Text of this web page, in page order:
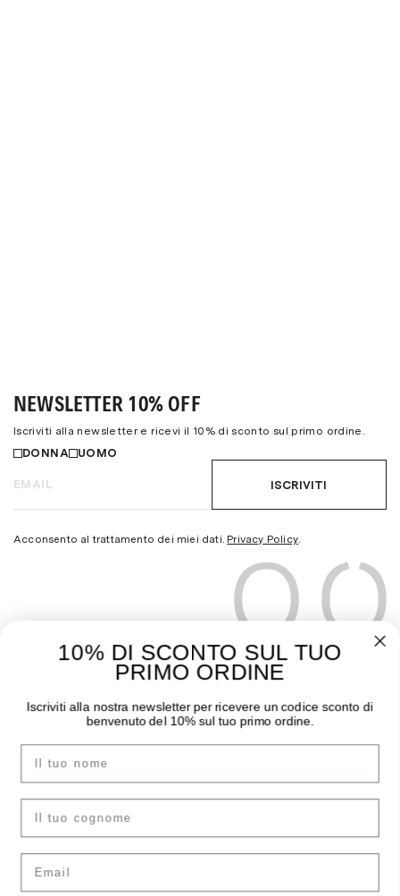
NEWSLETTER 10% OFF
Iscriviti alla newsletter e ricevi il 10% di sconto sul primo ordine.
DONNA
UOMO
ISCRIVITI
Acconsento al trattamento dei miei dati. Privacy Policy.
THE MOODER
I negozi
Contatti
Instagram
Facebook
GUIDA ALL’ACQUISTO
Pagamenti
Sostituzioni e Resi
Guida Taglie
10% DI SCONTO SUL TUO
PRIMO ORDINE
Iscriviti alla nostra newsletter per ricevere un codice sconto di
benvenuto del 10% sul tuo primo ordine.
Nome
cognome
Email